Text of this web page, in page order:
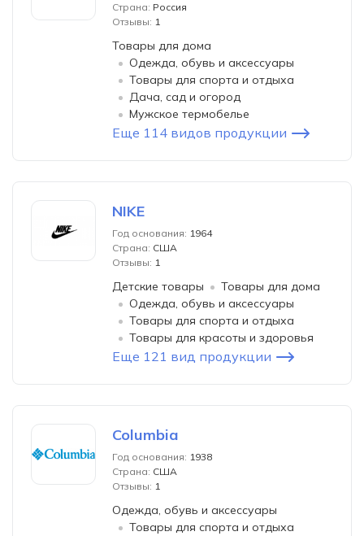
Страна: Россия
Отзывы: 1
Товары для дома
Одежда, обувь и аксессуары
Товары для спорта и отдыха
Дача, сад и огород
Мужское термобелье
Еще 114 видов продукции
NIKE
Год основания: 1964
Страна: США
Отзывы: 1
Детские товары
Товары для дома
Одежда, обувь и аксессуары
Товары для спорта и отдыха
Товары для красоты и здоровья
Еще 121 вид продукции
Columbia
Год основания: 1938
Страна: США
Отзывы: 1
Одежда, обувь и аксессуары
Товары для спорта и отдыха